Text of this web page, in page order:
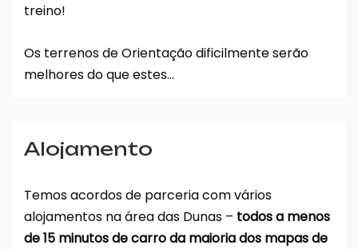
treino!
Os terrenos de Orientação dificilmente serão
melhores do que estes…
Alojamento
Temos acordos de parceria com vários
alojamentos na área das Dunas – todos a menos
de 15 minutos de carro da maioria dos mapas de